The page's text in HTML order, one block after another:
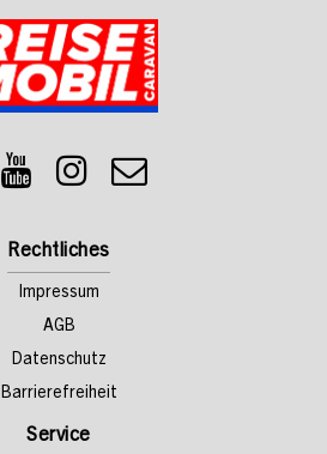
Rechtliches
Impressum
AGB
Datenschutz
Barrierefreiheit
Service